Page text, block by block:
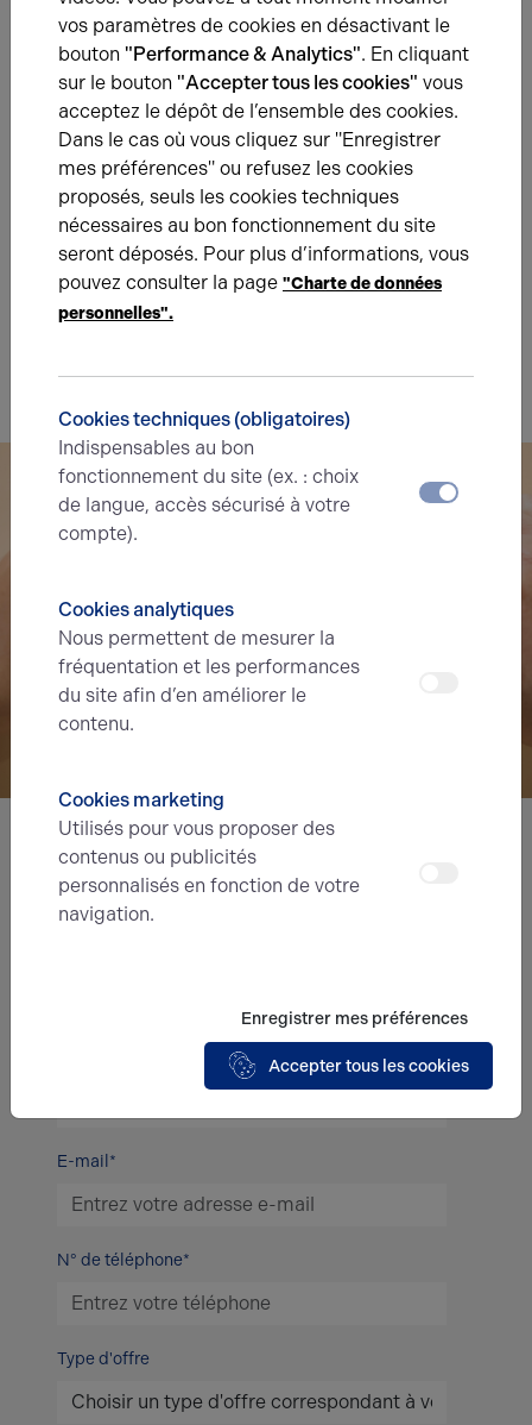
Énergie
B C D E F G
Diagnostic de performance énergétique
DPE : niveau E (331)
B C D E F G
Nous avons hâte de vous lire,
prenez contact !
E-mail*
N° de téléphone*
Type d'offre
vos paramètres de cookies en désactivant le
bouton "Performance & Analytics". En cliquant
sur le bouton "Accepter tous les cookies" vous
acceptez le dépôt de l’ensemble des cookies.
Dans le cas où vous cliquez sur "Enregistrer
mes préférences" ou refusez les cookies
proposés, seuls les cookies techniques
nécessaires au bon fonctionnement du site
seront déposés. Pour plus d’informations, vous
pouvez consulter la page "Charte de données
personnelles".
Cookies techniques (obligatoires)
Indispensables au bon
fonctionnement du site (ex. : choix
de langue, accès sécurisé à votre
compte).
Cookies analytiques
Nous permettent de mesurer la
fréquentation et les performances
du site afin d’en améliorer le
contenu.
Cookies marketing
Utilisés pour vous proposer des
contenus ou publicités
personnalisés en fonction de votre
navigation.
Enregistrer mes préférences
Accepter tous les cookies